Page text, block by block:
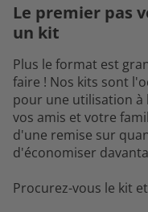
Le premier pas
un kit
Plus le format est
faire ! Nos kits sont
pour une utilisation à
vos amis et votre
d'une remise sur
d'économiser
Procurez-vous le kit